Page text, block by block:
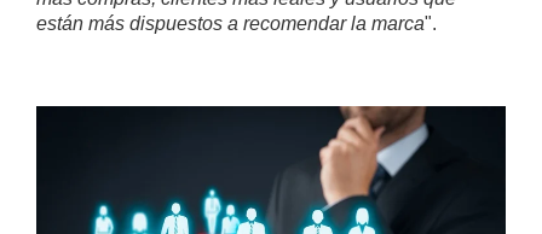
están más dispuestos a recomendar la marca".